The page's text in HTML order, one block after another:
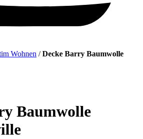
Wohnen /Decke Barry Baumwolle
Baumwolle